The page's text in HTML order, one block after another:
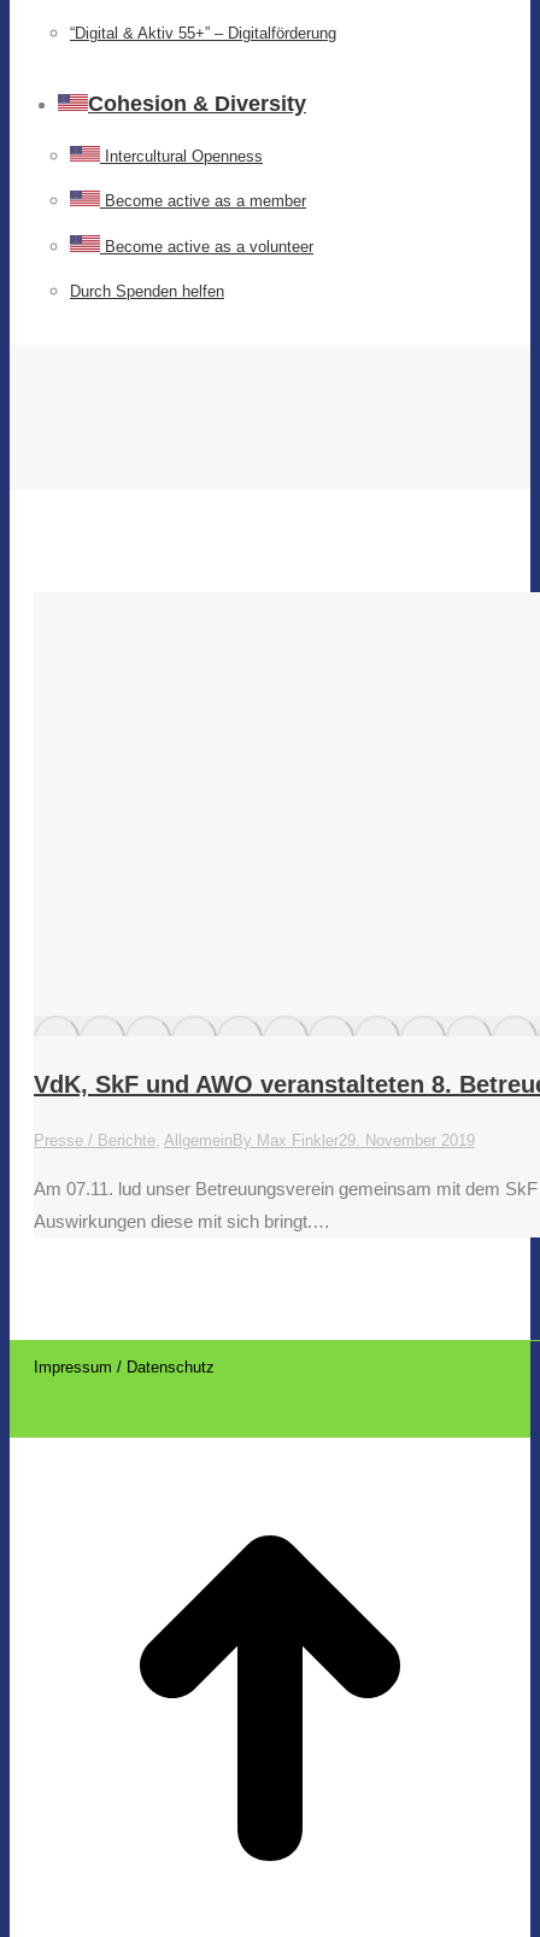
“Digital & Aktiv 55+” – Digitalförderung
Cohesion & Diversity
Intercultural Openness
Become active as a member
Become active as a volunteer
Durch Spenden helfen
VdK, SkF und AWO veranstalteten 8.
Presse / Berichte, AllgemeinBy Max Finkler29. November 2019
Am 07.11. lud unser Betreuungsverein gemeinsam mit dem
Auswirkungen diese mit sich bringt.…
Impressum / Datenschutz